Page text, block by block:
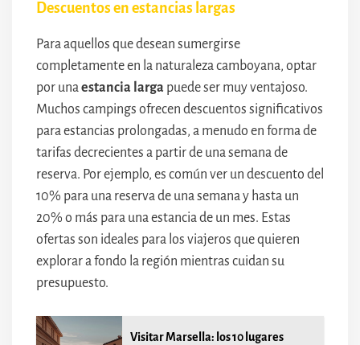
Descuentos en estancias largas
Para aquellos que desean sumergirse
completamente en la naturaleza camboyana, optar
por unaestancia larga puede ser muy ventajoso.
Muchos campings ofrecen descuentos significativos
para estancias prolongadas, a menudo en forma de
tarifas decrecientes a partir de una semana de
reserva. Por ejemplo, es común ver un descuento del
10% para una reserva de una semana y hasta un
20% o más para una estancia de un mes. Estas
ofertas son ideales para los viajeros que quieren
explorar a fondo la región mientras cuidan su
presupuesto.
Visitar Marsella: los 10 lugares